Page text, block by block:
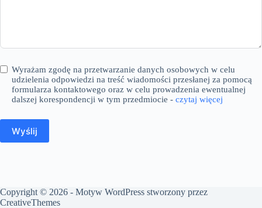
Wyrażam zgodę na przetwarzanie danych osobowych w celu
udzielenia odpowiedzi na treść wiadomości przesłanej za pomocą
formularza kontaktowego oraz w celu prowadzenia ewentualnej
dalszej korespondencji w tym przedmiocie - czytaj więcej
Wyślij
Copyright © 2026 - Motyw WordPress stworzony przez
CreativeThemes